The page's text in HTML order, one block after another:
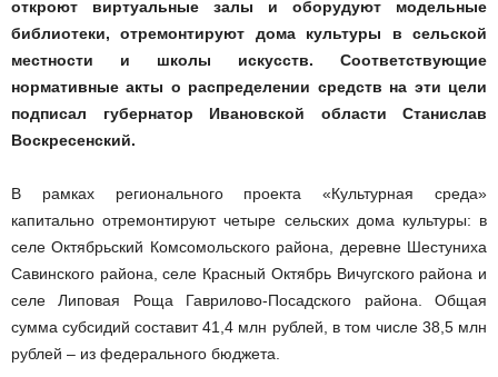
откроют виртуальные залы и оборудуют модельные
библиотеки, отремонтируют дома культуры в сельской
местности и школы искусств. Соответствующие
нормативные акты о распределении средств на эти цели
подписал губернатор Ивановской области Станислав
Воскресенский.
В рамках регионального проекта «Культурная среда»
капитально отремонтируют четыре сельских дома культуры: в
селе Октябрьский Комсомольского района, деревне Шестуниха
Савинского района, селе Красный Октябрь Вичугского района и
селе Липовая Роща Гаврилово-Посадского района. Общая
сумма субсидий составит 41,4 млн рублей, в том числе 38,5 млн
рублей – из федерального бюджета.